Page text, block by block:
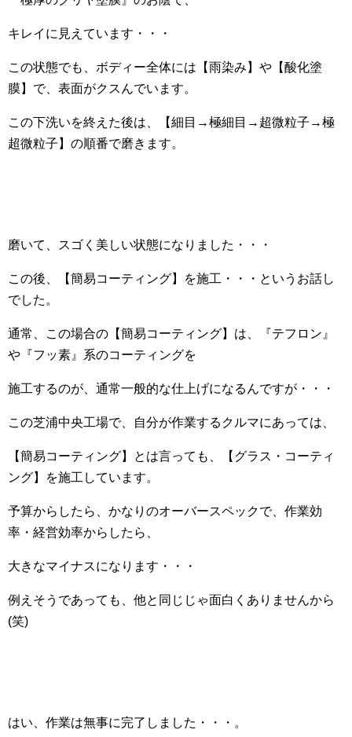
キレイに見えています・・・
この状態でも、ボディー全体には【雨染み】や【酸化塗
膜】で、表面がクスんでいます。
この下洗いを終えた後は、【細目→極細目→超微粒子→極
超微粒子】の順番で磨きます。
磨いて、スゴく美しい状態になりました・・・
この後、【簡易コーティング】を施工・・・というお話し
でした。
通常、この場合の【簡易コーティング】は、『テフロン』
や『フッ素』系のコーティングを
施工するのが、通常一般的な仕上げになるんですが・・・
この芝浦中央工場で、自分が作業するクルマにあっては、
【簡易コーティング】とは言っても、【グラス・コーティ
ング】を施工しています。
予算からしたら、かなりのオーバースペックで、作業効
率・経営効率からしたら、
大きなマイナスになります・・・
例えそうであっても、他と同じじゃ面白くありませんから
(笑)
はい、作業は無事に完了しました・・・。